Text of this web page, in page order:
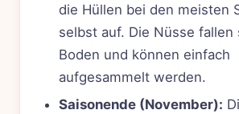
die Hüllen bei den meisten
selbst auf. Die Nüsse fallen
Boden und können einfach
aufgesammelt werden.
Saisonende (November):